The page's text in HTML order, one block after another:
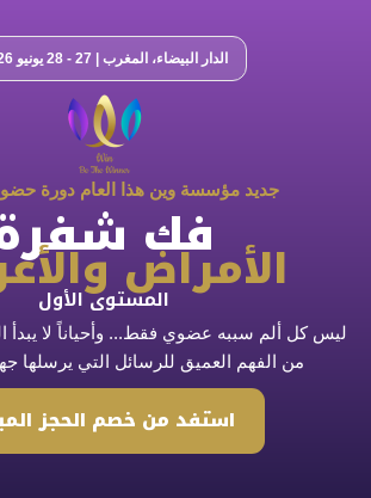
الدار البيضاء، المغرب | 27 - 28 يونيو 2026
جديد مؤسسة وين هذا العام دورة حضورية
فك شفرة
الأمراضالمستوى الأول
ألم سببه عضوي فقط... وأحياناً لا يبدأ الشفاء
من الفهم العميق للرسائل التي يرسلها جهازك
استفد من خصم الحجز المبكر